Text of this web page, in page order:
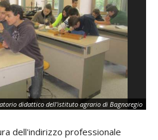
didattico dell'istituto agrario di Bagnoregio
dell'indirizzo professionale